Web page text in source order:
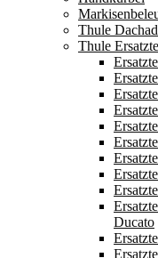
Thule
Thule
Ducato